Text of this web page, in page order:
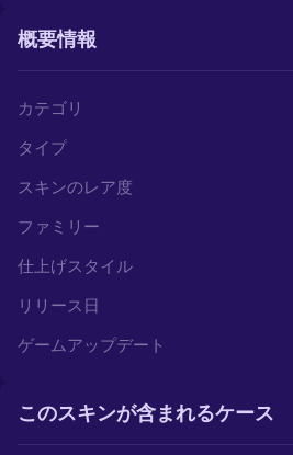
概要情報
カテゴリ
タイプ
スキンのレア度
ファミリー
仕上げスタイル
リリース日
ゲームアップデート
このスキンが含まれるケース